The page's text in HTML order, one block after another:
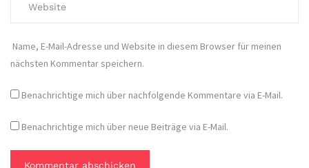
Name, E-Mail-Adresse und Website in diesem Browser für meinen
nächsten Kommentar speichern.
Benachrichtige mich über nachfolgende Kommentare via E-Mail.
Benachrichtige mich über neue Beiträge via E-Mail.